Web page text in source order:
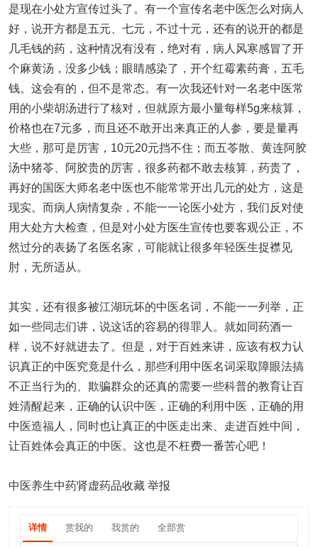
是现在小处方宣传过头了。有一个宣传名老中医怎么对病人
好，说开方都是五元、七元，不过十元，还有的说开的都是
几毛钱的药，这种情况有没有，绝对有，病人风寒感冒了开
个麻黄汤，没多少钱；眼睛感染了，开个红霉素药膏，五毛
钱。这会有的，但不是常态。有一次我还针对一名老中医常
用的小柴胡汤进行了核对，但就原方最小量每样5g来核算，
价格也在7元多，而且还不敢开出来真正的人参，要是量再
大些，那可是厉害，10元20元挡不住；而五苓散、黄连阿胶
汤中猪苓、阿胶贵的厉害，很多药都不敢去核算，药贵了，
再好的国医大师名老中医也不能常常开出几元的处方，这是
现实。而病人病情复杂，不能一一论医小处方，我们反对使
用大处方大检查，但是对小处方医生宣传也要客观公正，不
然过分的表扬了名医名家，可能就让很多年轻医生捉襟见
肘，无所适从。
其实，还有很多被江湖玩坏的中医名词，不能一一列举，正
如一些同志们讲，说这话的容易的得罪人。就如同药酒一
样，说不好就进去了。但是，对于百姓来讲，应该有权力认
识真正的中医究竟是什么，那些利用中医名词采取障眼法搞
不正当行为的、欺骗群众的还真的需要一些科普的教育让百
姓清醒起来，正确的认识中医，正确的利用中医，正确的用
中医造福人，同时也让真正的中医走出来、走进百姓中间，
让百姓体会真正的中医。这也是不枉费一番苦心吧！
中医养生中药肾虚药品收藏 举报
详情 赏我的 我赏的 全部赏